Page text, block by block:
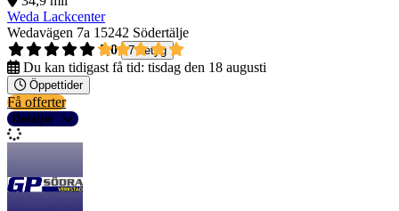
Weda Lackcenter
Wedavägen 7a 15242 Södertälje
5,0
7 betyg
Du kan tidigast få tid: tisdag den 18 augusti
Öppettider
Få offerter
Detaljer